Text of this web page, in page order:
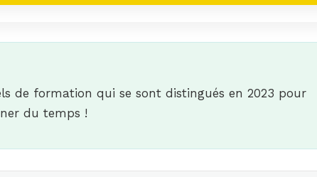
de formation qui se sont distingués en 2023 pour
du temps !